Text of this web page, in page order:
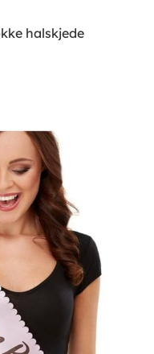
halskjede